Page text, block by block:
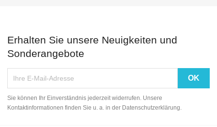
Erhalten Sie unsere Neuigkeiten und
Sonderangebote
Sie können Ihr Einverständnis jederzeit widerrufen. Unsere
Kontaktinformationen finden Sie u. a. in der Datenschutzerklärung.